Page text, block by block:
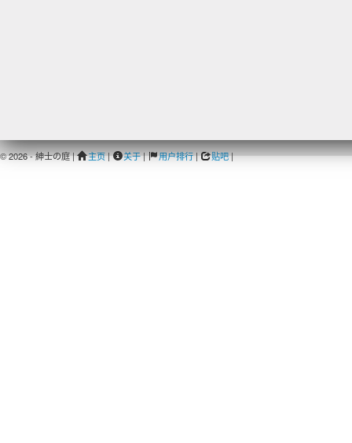
© 2026 - 紳士の庭 | 主页| 关于| 用户排行| 贴吧|